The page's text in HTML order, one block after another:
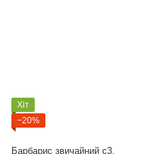
Хіт
−20%
Барбарис звичайний с3,